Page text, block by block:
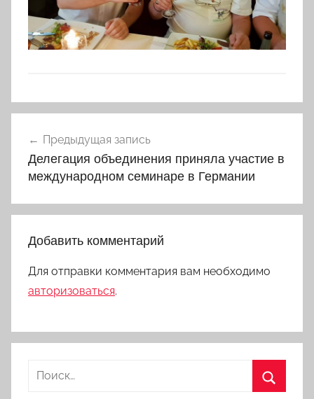
по
записям
Предыдущая запись
Делегация объединения приняла участие в
международном семинаре в Германии
Добавить комментарий
Для отправки комментария вам необходимо
авторизоваться.
Найти: